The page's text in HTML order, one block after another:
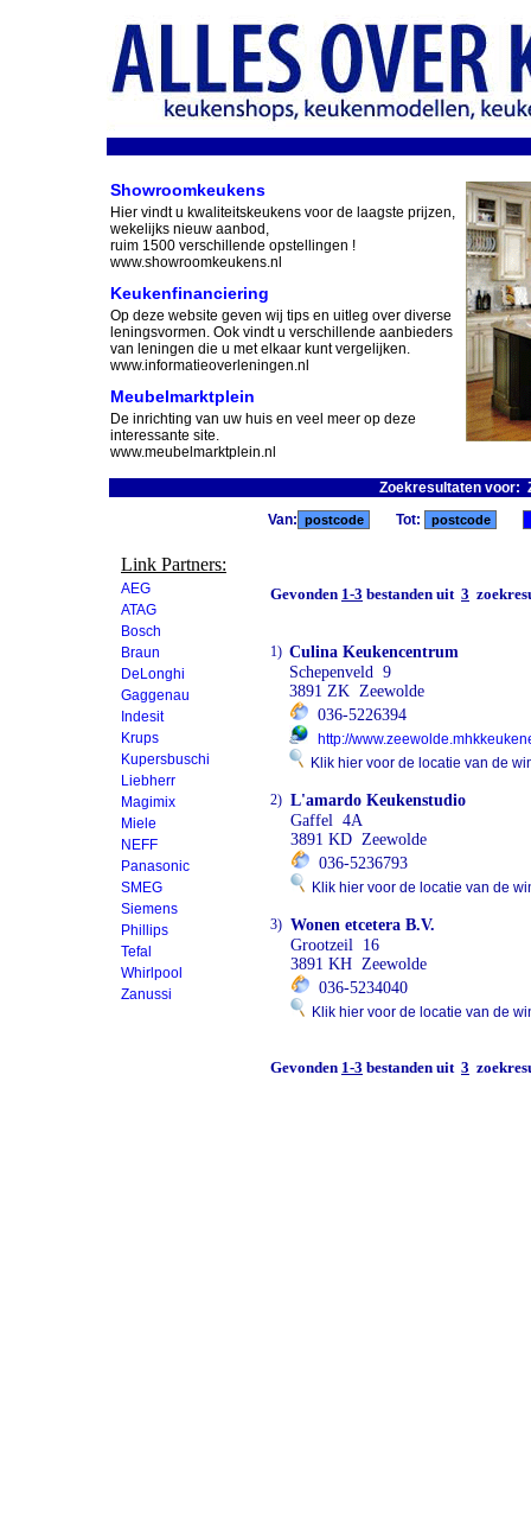
Showroomkeukens
Hier vindt u kwaliteitskeukens voor de laagste prijzen,
wekelijks nieuw aanbod,
ruim 1500 verschillende opstellingen !
www.showroomkeukens.nl
Keukenfinanciering
Op deze website geven wij tips en uitleg over diverse
leningsvormen. Ook vindt u verschillende aanbieders
van leningen die u met elkaar kunt vergelijken.
www.informatieoverleningen.nl
Meubelmarktplein
De inrichting van uw huis en veel meer op deze
interessante site.
www.meubelmarktplein.nl
Zoekresultaten voor:
Link Partners:
AEG
ATAG
Bosch
Braun
DeLonghi
Gaggenau
Indesit
Krups
Kupersbuschi
Liebherr
Magimix
Miele
NEFF
Panasonic
SMEG
Siemens
Phillips
Tefal
Whirlpool
Zanussi
Van: Tot:
Gevonden 1-3 bestanden uit 3
1) Culina Keukencentrum
Schepenveld 9
3891 ZK Zeewolde
036-5226394
http://
Klik hier voor de locatie van de
2) L'amardo Keukenstudio
Gaffel 4A
3891 KD Zeewolde
036-5236793
Klik hier voor de locatie van de
3) Wonen etcetera B.V.
Grootzeil 16
3891 KH Zeewolde
036-5234040
Klik hier voor de locatie van de
Gevonden 1-3 bestanden uit 3